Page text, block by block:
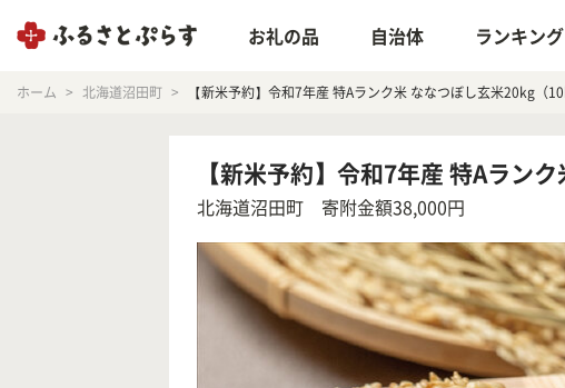
お礼の品 自治体 ランキング
ホーム 北海道沼田町 【新米予約】令和7年産 特Aランク米 ななつぼし玄米20kg（
【新米予約】令和7年産 特Aラン
北海道沼田町 寄附金額38,000円